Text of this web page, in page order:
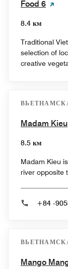
Food 6
8.4 км
Traditional
selection of
creative
Madam Kieu
8.5 км
Madam Kieu
river opposite
+84 -
Mango